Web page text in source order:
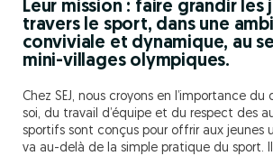
Leur mission : faire grandir les
travers le sport, dans une
conviviale et dynamique, au
mini-villages olympiques.
Chez SEJ, nous croyons en l’importance
soi, du travail d’équipe et du respect des
sportifs sont conçus pour offrir aux jeunes
va au-delà de la simple pratique du sport.